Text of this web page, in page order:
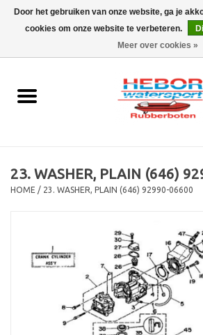
Outboard
Trailer
SALE
23. WASHER, PLAIN (646)
HOME / 23. WASHER, PLAIN (646) 92990-06600
Door het gebruiken van onze website, ga je
cookies om onze website te verbeteren.
Meer over cookies »